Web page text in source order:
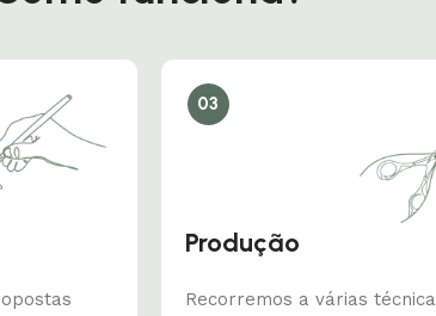
03
Produção
Recorremos a várias